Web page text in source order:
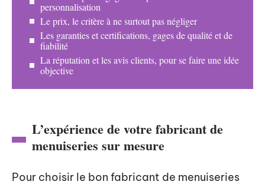
personnalisation
Le prix, le critère à ne surtout pas négliger
Les garanties et certifications, gages de qualité et de
fiabilité
La réputation et les avis clients, pour se faire une idée
objective
L’expérience de votre fabricant de
menuiseries sur mesure
Pour choisir le bon fabricant de menuiseries